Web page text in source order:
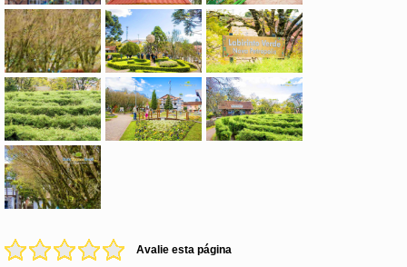
Avalie esta página